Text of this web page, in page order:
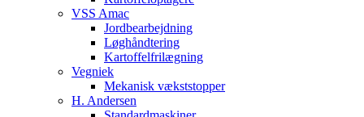
VSS Amac
Jordbearbejdning
Løghåndtering
Kartoffelfrilægning
Vegniek
Mekanisk vækststopper
H. Andersen